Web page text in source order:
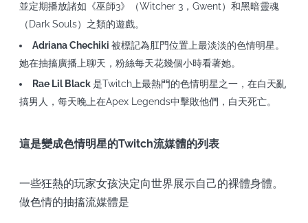
並定期播放諸如《巫師3》（Witcher 3，Gwent）和黑暗靈魂
（Dark Souls）之類的遊戲。
Adriana Chechiki 被標記為肛門位置上最淡淡的色情明星。
她在抽搐廣播上聊天，粉絲每天花幾個小時看著她。
Rae Lil Black是Twitch上最熱門的色情明星之一，在白天亂
搞男人，每天晚上在Apex Legends中擊敗他們，白天死亡。
這是變成色情明星的Twitch流媒體的列表
一些狂熱的玩家女孩決定向世界展示自己的裸體身體。
做色情的抽搐流媒體是